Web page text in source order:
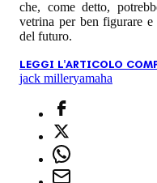
che, come detto,
vetrina per ben figurare
del futuro.
LEGGI L'ARTICOLO
jack milleryamaha